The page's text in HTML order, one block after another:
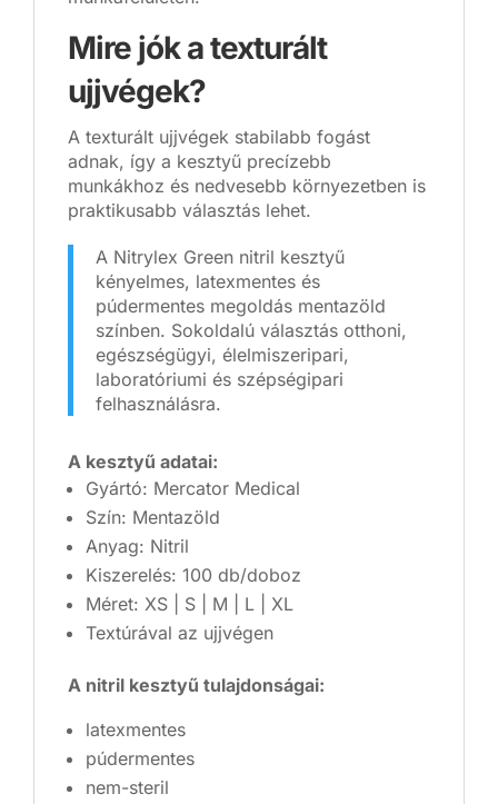
Mire jók a texturált
ujjvégek?
A texturált ujjvégek stabilabb fogást
adnak, így a kesztyű precízebb
munkákhoz és nedvesebb környezetben is
praktikusabb választás lehet.
A Nitrylex Green nitril kesztyű
kényelmes, latexmentes és
púdermentes megoldás mentazöld
színben. Sokoldalú választás otthoni,
egészségügyi, élelmiszeripari,
laboratóriumi és szépségipari
felhasználásra.
A kesztyű adatai:
Gyártó: Mercator Medical
Szín: Mentazöld
Anyag: Nitril
Kiszerelés: 100 db/doboz
Méret: XS | S | M | L | XL
Textúrával az ujjvégen
A nitril kesztyű tulajdonságai:
latexmentes
púdermentes
nem-steril